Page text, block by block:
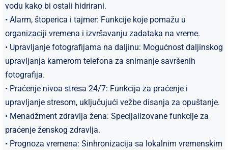
vodu kako bi ostali hidrirani.
• Alarm, štoperica i tajmer: Funkcije koje pomažu u
organizaciji vremena i izvršavanju zadataka na vreme.
• Upravljanje fotografijama na daljinu: Mogućnost daljinskog
upravljanja kamerom telefona za snimanje savršenih
fotografija.
• Praćenje nivoa stresa 24/7: Funkcija za praćenje i
upravljanje stresom, uključujući vežbe disanja za opuštanje.
• Menadžment zdravlja žena: Specijalizovane funkcije za
praćenje ženskog zdravlja.
• Prognoza vremena: Sinhronizacija sa lokalnim vremenskim